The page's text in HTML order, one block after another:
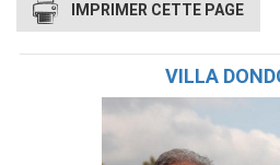
IMPRIMER CETTE PAGE
VILLA